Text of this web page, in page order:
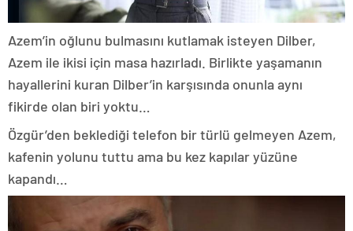
Azem’in oğlunu bulmasını kutlamak isteyen Dilber,
Azem ile ikisi için masa hazırladı. Birlikte yaşamanın
hayallerini kuran Dilber’in karşısında onunla aynı
fikirde olan biri yoktu…
Özgür’den beklediği telefon bir türlü gelmeyen Azem,
kafenin yolunu tuttu ama bu kez kapılar yüzüne
kapandı…